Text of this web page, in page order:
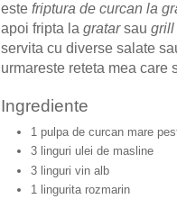
este friptura de curcan la
apoi fripta la gratarsau grill
servita cu diverse salate
urmareste reteta mea care
Ingrediente
1 pulpa de curcan mare
3 linguri ulei de masline
3 linguri vin alb
1 lingurita rozmarin